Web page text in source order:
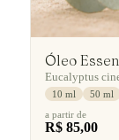
Óleo
Eucalyptus
10 ml
50 ml
a partir de
R$ 85,00